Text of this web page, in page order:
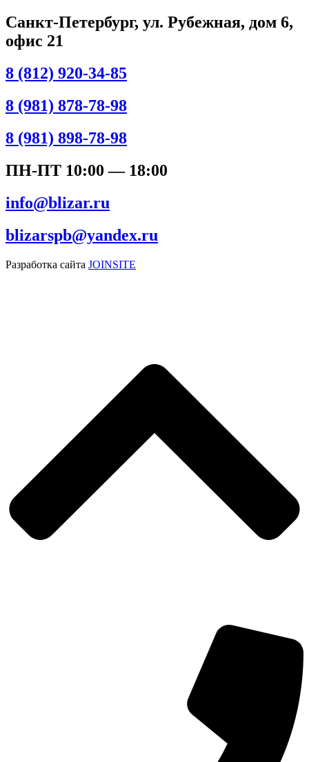
Санкт-Петербург, ул. Рубежная, дом 6,
офис 21
8 (812) 920-34-85
8 (981) 878-78-98
8 (981) 898-78-98
ПН-ПТ 10:00 — 18:00
info@blizar.ru
blizarspb@yandex.ru
Разработка сайта JOINSITE